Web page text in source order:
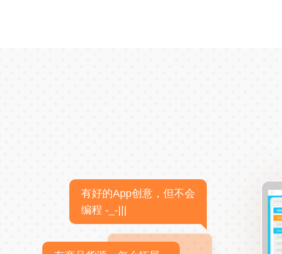
有好的App创意，但不会
编程 -_-|||